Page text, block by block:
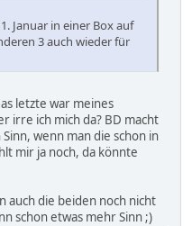
Januar in einer Box auf
3 auch wieder für
letzte war meines
irre ich mich da? BD macht
wenn man die schon in
mir ja noch, da könnte
auch die beiden noch nicht
schon etwas mehr Sinn ;)